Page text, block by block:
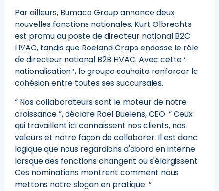
Par ailleurs, Bumaco Group annonce deux
nouvelles fonctions nationales. Kurt Olbrechts
est promu au poste de directeur national B2C
HVAC, tandis que Roeland Craps endosse le rôle
de directeur national B2B HVAC. Avec cette ‘
nationalisation ’, le groupe souhaite renforcer la
cohésion entre toutes ses succursales.
“ Nos collaborateurs sont le moteur de notre
croissance ”, déclare Roel Buelens, CEO. “ Ceux
qui travaillent ici connaissent nos clients, nos
valeurs et notre façon de collaborer. Il est donc
logique que nous regardions d'abord en interne
lorsque des fonctions changent ou s'élargissent.
Ces nominations montrent comment nous
mettons notre slogan en pratique. ”